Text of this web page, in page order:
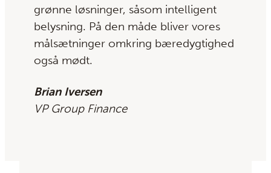
grønne løsninger, såsom intelligent
belysning. På den måde bliver vores
målsætninger omkring bæredygtighed
også mødt.
Brian Iversen
VP Group Finance